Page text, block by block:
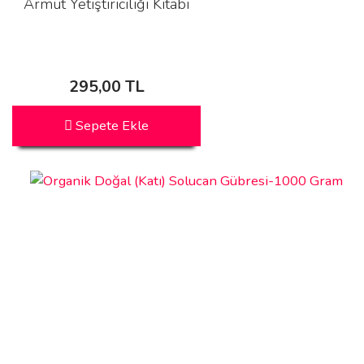
Armut Yetiştiriciliği Kitabı
295,00 TL
Sepete Ekle